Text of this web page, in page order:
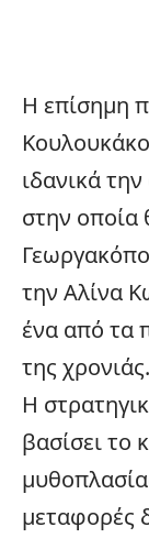
Η επίσημη
ιδανικά
στην οποία
την Αλίνα
ένα από τα
της χρονιάς.
Η
βασίσει το
μεταφορές